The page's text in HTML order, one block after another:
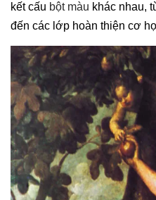
kết cấu bột màu khác nhau,
đến các lớp hoàn thiện cơ